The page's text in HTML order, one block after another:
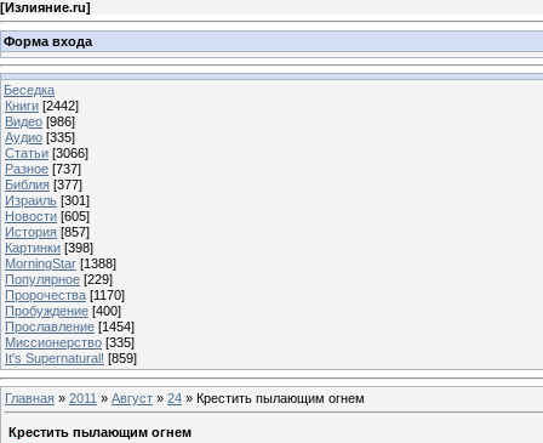
[Излияние.ru]
Форма входа
Беседка
Книги [2442]
Видео [986]
Аудио [335]
Статьи [3066]
Разное [737]
Библия [377]
Израиль [301]
Новости [605]
История [857]
Картинки [398]
MorningStar [1388]
Популярное [229]
Пророчества [1170]
Пробуждение [400]
Прославление [1454]
Миссионерство [335]
It's Supernatural! [859]
Главная » 2011 » Август » 24 » Крестить пылающим огнем
Крестить пылающим огнем